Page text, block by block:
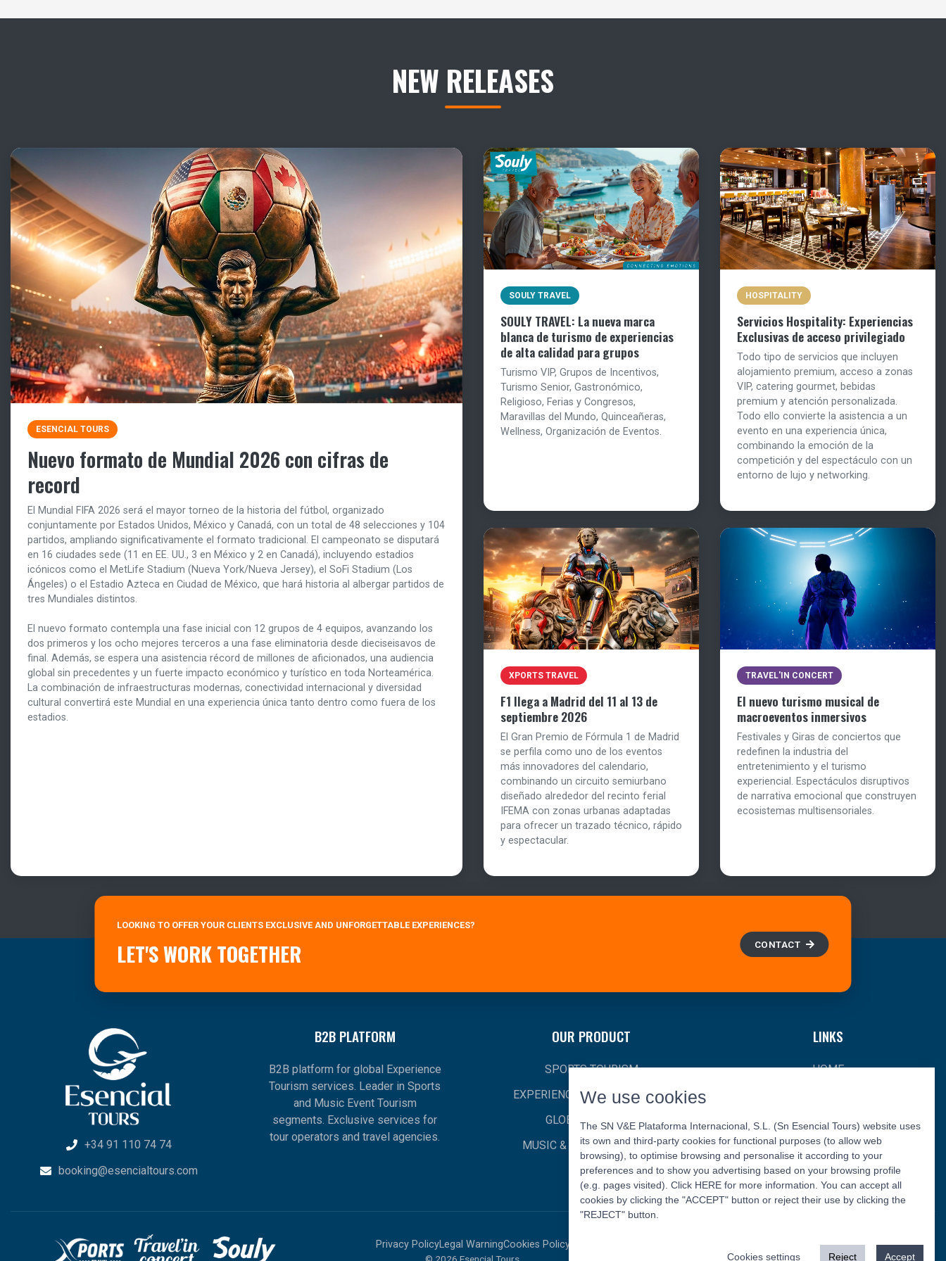
NEW RELEASES
ESENCIAL TOURS
Nuevo formato de Mundial 2026 con cifras de
record
El Mundial FIFA 2026 será el mayor torneo de la historia del fútbol, organizado
conjuntamente por Estados Unidos, México y Canadá, con un total de 48 selecciones y 104
partidos, ampliando significativamente el formato tradicional. El campeonato se disputará
en 16 ciudades sede (11 en EE. UU., 3 en México y 2 en Canadá), incluyendo estadios
icónicos como el MetLife Stadium (Nueva York/Nueva Jersey), el SoFi Stadium (Los
Ángeles) o el Estadio Azteca en Ciudad de México, que hará historia al albergar partidos de
tres Mundiales distintos.
El nuevo formato contempla una fase inicial con 12 grupos de 4 equipos, avanzando los
dos primeros y los ocho mejores terceros a una fase eliminatoria desde dieciseisavos de
final. Además, se espera una asistencia récord de millones de aficionados, una audiencia
global sin precedentes y un fuerte impacto económico y turístico en toda Norteamérica.
La combinación de infraestructuras modernas, conectividad internacional y diversidad
cultural convertirá este Mundial en una experiencia única tanto dentro como fuera de los
estadios.
SOULY TRAVEL
SOULY TRAVEL: La nueva marca
blanca de turismo de experiencias
de alta calidad para grupos
Turismo VIP, Grupos de Incentivos,
Turismo Senior, Gastronómico,
Religioso, Ferias y Congresos,
Maravillas del Mundo, Quinceañeras,
Wellness, Organización de Eventos.
HOSPITALITY
Servicios Hospitality: Experiencias
Exclusivas de acceso privilegiado
Todo tipo de servicios que incluyen
alojamiento premium, acceso a zonas
VIP, catering gourmet, bebidas
premium y atención personalizada.
Todo ello convierte la asistencia a un
evento en una experiencia única,
combinando la emoción de la
competición y del espectáculo con un
entorno de lujo y networking.
XPORTS TRAVEL
F1 llega a Madrid del 11 al 13 de
septiembre 2026
El Gran Premio de Fórmula 1 de Madrid
se perfila como uno de los eventos
más innovadores del calendario,
combinando un circuito semiurbano
diseñado alrededor del recinto ferial
IFEMA con zonas urbanas adaptadas
para ofrecer un trazado técnico, rápido
y espectacular.
TRAVEL'IN CONCERT
El nuevo turismo musical de
macroeventos inmersivos
Festivales y Giras de conciertos que
redefinen la industria del
entretenimiento y el turismo
experiencial. Espectáculos disruptivos
de narrativa emocional que construyen
ecosistemas multisensoriales.
LOOKING TO OFFER YOUR CLIENTS EXCLUSIVE AND UNFORGETTABLE EXPERIENCES?
LET'S WORK TOGETHER CONTACT
+34 91 110 74 74
booking@esencialtours.com
B2B PLATFORM
B2B platform for global Experience
Tourism services. Leader in Sports
and Music Event Tourism
segments. Exclusive services for
tour operators and travel agencies.
OUR PRODUCT
SPORTS TOURISM
EXPERIENCE-BASED TOURISM
GLOBAL TOURISM
MUSIC & SHOWS TOURISM
LINKS
HOME
CONTACT
Privacy PolicyLegal WarningCookies Policy Follow us:
We use cookies
The SN V&E Plataforma Internacional, S.L. (Sn Esencial Tours) website uses
its own and third-party cookies for functional purposes (to allow web
browsing), to optimise browsing and personalise it according to your
preferences and to show you advertising based on your browsing profile
(e.g. pages visited). Click HERE for more information. You can accept all
cookies by clicking the "ACCEPT" button or reject their use by clicking the
"REJECT" button.
Cookies settings Reject Accept